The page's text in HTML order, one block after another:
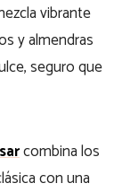
vibrante
y almendras
seguro que
combina los
con una